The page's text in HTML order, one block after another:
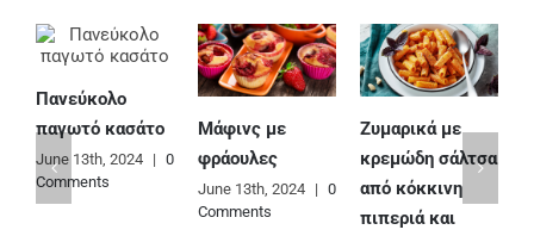
Πανεύκολο
παγωτό κασάτο
June 13th, 2024 | 0
Comments
Μάφινς με
φράουλες
June 13th, 2024 | 0
Comments
Ζυμαρικά με
κρεμώδη σάλτσα
από κόκκινη
πιπεριά και